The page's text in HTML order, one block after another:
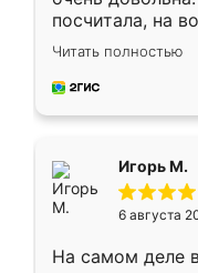
посчитала, на
Замерщик
делу со всей
за день, ребята
Читать полностью
Игорь М.
6 августа
На самом деле